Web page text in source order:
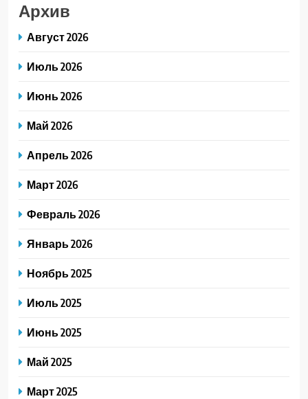
Архив
Август 2026
Июль 2026
Июнь 2026
Май 2026
Апрель 2026
Март 2026
Февраль 2026
Январь 2026
Ноябрь 2025
Июль 2025
Июнь 2025
Май 2025
Март 2025